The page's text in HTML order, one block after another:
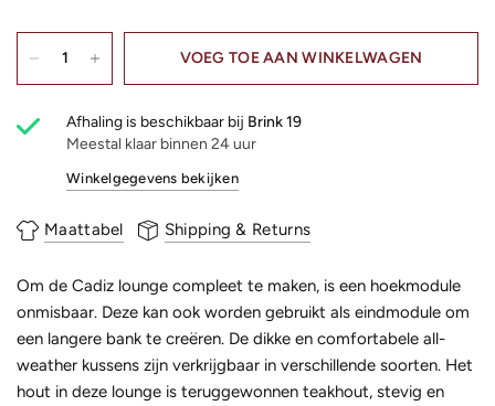
VOEG TOE AAN WINKELWAGEN
Afhaling is beschikbaar bij Brink 19
Meestal klaar binnen 24 uur
Winkelgegevens bekijken
Maattabel Shipping & Returns
Om de Cadiz lounge compleet te maken, is een hoekmodule
onmisbaar. Deze kan ook worden gebruikt als eindmodule om
een langere bank te creëren. De dikke en comfortabele all-
weather kussens zijn verkrijgbaar in verschillende soorten. Het
hout in deze lounge is teruggewonnen teakhout, stevig en